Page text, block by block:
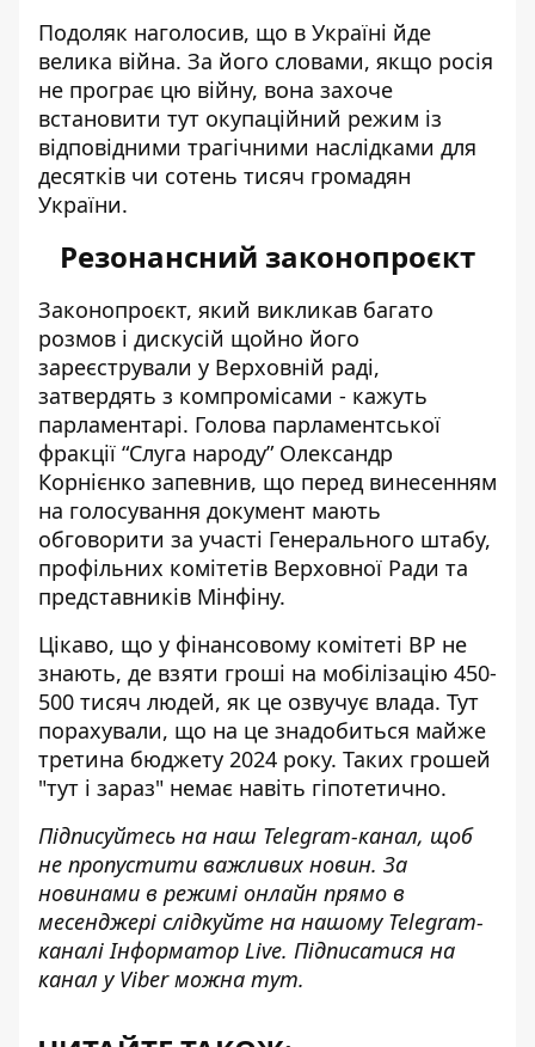
Подоляк наголосив, що в Україні йде
велика війна. За його словами, якщо росія
не програє цю війну, вона захоче
встановити тут окупаційний режим із
відповідними трагічними наслідками для
десятків чи сотень тисяч громадян
України.
Резонансний законопроєкт
Законопроєкт, який викликав багато
розмов і дискусій щойно його
зареєстрували у Верховній раді,
затвердять з компромісами - кажуть
парламентарі. Голова парламентської
фракції “Слуга народу” Олександр
Корнієнко запевнив, що перед винесенням
на голосування документ мають
обговорити за участі Генерального штабу,
профільних комітетів Верховної Ради та
представників Мінфіну.
Цікаво, що у фінансовому комітеті ВР не
знають, де взяти гроші на мобілізацію 450-
500 тисяч людей, як це озвучує влада. Тут
порахували, що на це знадобиться майже
третина бюджету 2024 року. Таких грошей
"тут і зараз" немає навіть гіпотетично.
Підписуйтесь на наш Telegram-канал, щоб
не пропустити важливих новин. За
новинами в режимі онлайн прямо в
месенджері слідкуйте на нашому Telegram-
каналіІнформатор Live. Підписатися на
канал у Viber можна тут.